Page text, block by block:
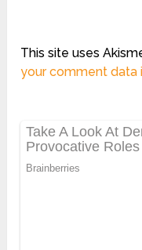
This site uses
your comment data